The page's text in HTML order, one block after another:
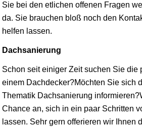
Sie bei den etlichen offenen Fragen
da. Sie brauchen bloß noch den
helfen lassen.
Dachsanierung
Schon seit einiger Zeit suchen Sie die
einem Dachdecker?Möchten Sie sich
Thematik Dachsanierung
Chance an, sich in ein paar Schritten
lassen. Sehr gern offerieren wir Ihnen